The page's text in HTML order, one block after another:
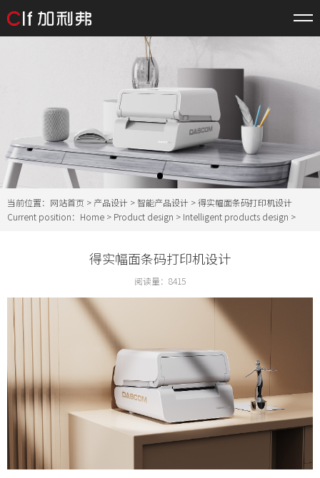
当前位置： 网站首页 > 产品设计 > 智能产品设计 > 得实幅面条码打印机设计
Current position： Home > Product design > Intelligent products design >
得实幅面条码打印机设计
阅读量： 8415